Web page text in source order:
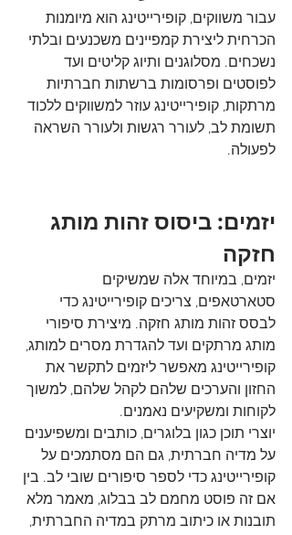
עבור משווקים, קופירייטינג הוא מיומנות
הכרחית ליצירת קמפיינים משכנעים ובלתי
נשכחים. מסלוגנים ותיוג קליטים ועד
לפוסטים ופרסומות ברשתות חברתיות
מרתקות, קופירייטינג עוזר למשווקים ללכוד
תשומת לב, לעורר רגשות ולעורר השראה
לפעולה.
יזמים: ביסוס זהות מותג
חזקה
יזמים, במיוחד אלה שמשיקים
סטארטאפים, צריכים קופירייטינג כדי
לבסס זהות מותג חזקה. מיצירת סיפורי
מותג מרתקים ועד להגדרת מסרים למותג,
קופירייטינג מאפשר ליזמים לתקשר את
החזון והערכים שלהם לקהל שלהם, למשוך
לקוחות ומשקיעים נאמנים.
יוצרי תוכן כגון בלוגרים, כותבים ומשפיענים
על מדיה חברתית, גם הם מסתמכים על
קופירייטינג כדי לספר סיפורים שובי לב. בין
אם זה פוסט מחמם לב בבלוג, מאמר מלא
תובנות או כיתוב מרתק במדיה החברתית,